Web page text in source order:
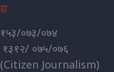
०७३/०७४
१३१२/ ०७५/०७६
(Citizen Journalism)